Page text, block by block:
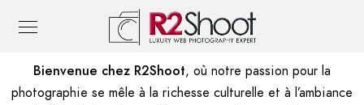
Bienvenue chez R2Shoot, où notre passion pour la
photographie se mêle à la richesse culturelle et à l’ambiance